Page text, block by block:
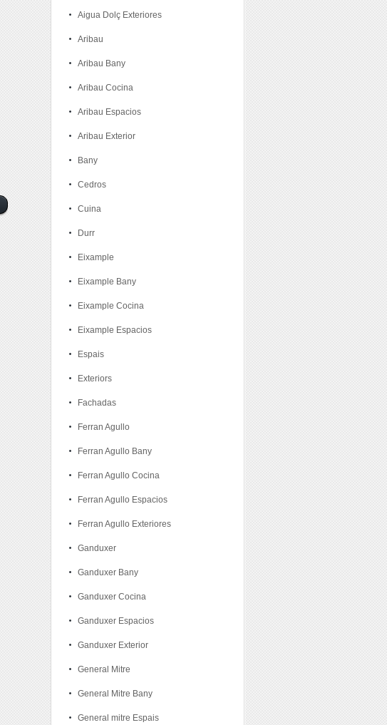
Aigua Dolç Exteriores
Aribau
Aribau Bany
Aribau Cocina
Aribau Espacios
Aribau Exterior
Bany
Cedros
Cuina
Durr
Eixample
Eixample Bany
Eixample Cocina
Eixample Espacios
Espais
Exteriors
Fachadas
Ferran Agullo
Ferran Agullo Bany
Ferran Agullo Cocina
Ferran Agullo Espacios
Ferran Agullo Exteriores
Ganduxer
Ganduxer Bany
Ganduxer Cocina
Ganduxer Espacios
Ganduxer Exterior
General Mitre
General Mitre Bany
General mitre Espais